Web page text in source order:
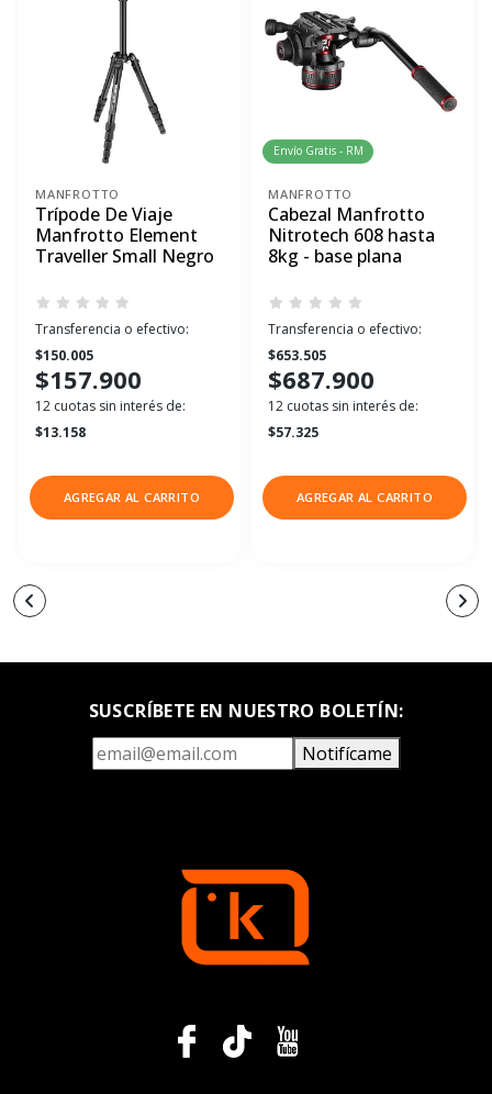
MANFROTTO
Trípode De Viaje
Manfrotto Element
Traveller Small Negro
Transferencia o efectivo:
$150.005
$157.900
12 cuotas sin interés de:
$13.158
AGREGAR AL CARRITO
Envío Gratis - RM
MANFROTTO
Cabezal Manfrotto
Nitrotech 608 hasta
8kg - base plana
Transferencia o efectivo:
$653.505
$687.900
12 cuotas sin interés de:
$57.325
AGREGAR AL CARRITO
SUSCRÍBETE EN NUESTRO BOLETÍN:
Notifícame